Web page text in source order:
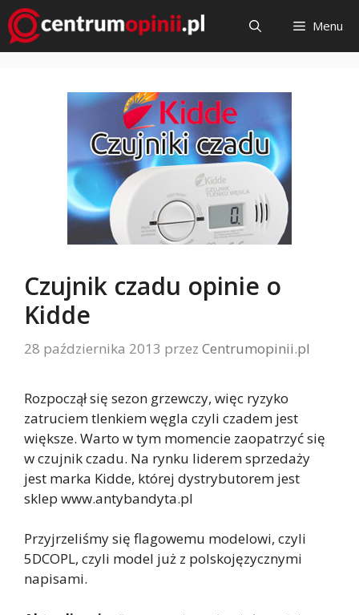
Przejdź
do
treści
Menu
Czujnik czadu opinie o
Kidde
28 października 2013 przez Centrumopinii.pl
Rozpoczął się sezon grzewczy, więc ryzyko
zatruciem tlenkiem węgla czyli czadem jest
większe. Warto w tym momencie zaopatrzyć się
w czujnik czadu. Na rynku liderem sprzedaży
jest marka Kidde, której dystrybutorem jest
sklep www.antybandyta.pl
Przyjrzeliśmy się flagowemu modelowi, czyli
5DCOPL, czyli model już z polskojęzycznymi
napisami.